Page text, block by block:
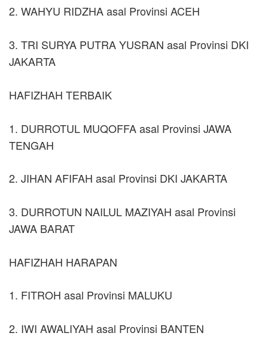
2. WAHYU RIDZHA asal Provinsi ACEH
3. TRI SURYA PUTRA YUSRAN asal Provinsi DKI
JAKARTA
HAFIZHAH TERBAIK
1. DURROTUL MUQOFFA asal Provinsi JAWA
TENGAH
2. JIHAN AFIFAH asal Provinsi DKI JAKARTA
3. DURROTUN NAILUL MAZIYAH asal Provinsi
JAWA BARAT
HAFIZHAH HARAPAN
1. FITROH asal Provinsi MALUKU
2. IWI AWALIYAH asal Provinsi BANTEN